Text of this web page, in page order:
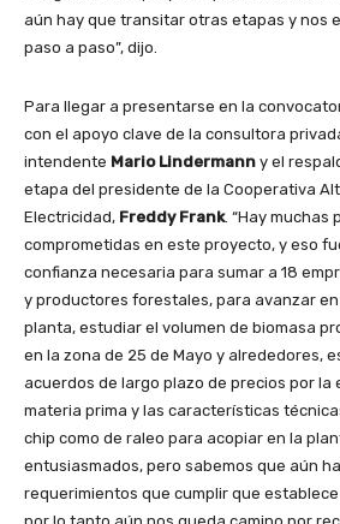
aún hay que transitar otras etapas y nos
paso a paso”, dijo.
Para llegar a presentarse en la
con el apoyo clave de la consultora
intendente Mario Lindermann y el
etapa del presidente de la Cooperativa
Electricidad, Freddy Frank. “Hay muchas
comprometidas en este proyecto, y eso
confianza necesaria para sumar a 18
y productores forestales, para avanzar
planta, estudiar el volumen de biomasa
en la zona de 25 de Mayo y alrededores,
acuerdos de largo plazo de precios por la
materia prima y las características
chip como de raleo para acopiar en la
entusiasmados, pero sabemos que aún
requerimientos que cumplir que